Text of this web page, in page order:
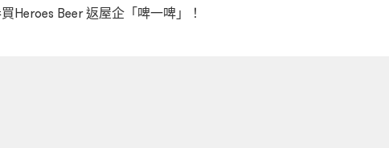
Heroes Beer 返屋企「啤一啤」！